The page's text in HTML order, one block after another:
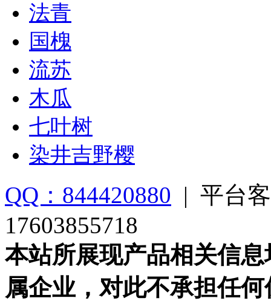
法青
国槐
流苏
木瓜
七叶树
染井吉野樱
QQ：844420880 | 平台
17603855718
本站所展现产品相关信
属企业，对此不承担任